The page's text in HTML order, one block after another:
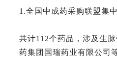
1.全国中成药采购联盟集
共计112个药品，涉及生
药集团国瑞药业有限公司